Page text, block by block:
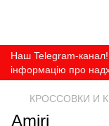
Наш Telegram-
інформацію про
КРОССОВКИ И
Amiri